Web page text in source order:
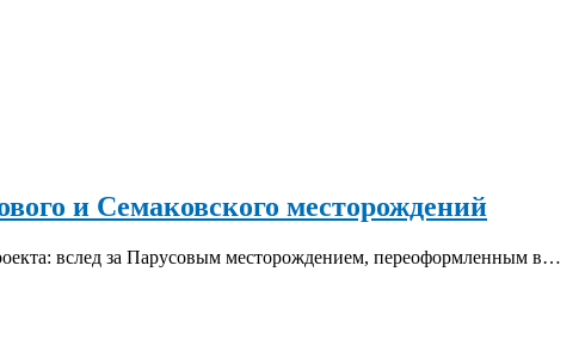
и Семаковского месторождений
вслед за Парусовым месторождением, переоформленным в…